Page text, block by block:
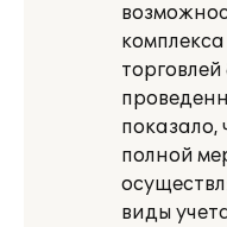
показало,
полной
виды